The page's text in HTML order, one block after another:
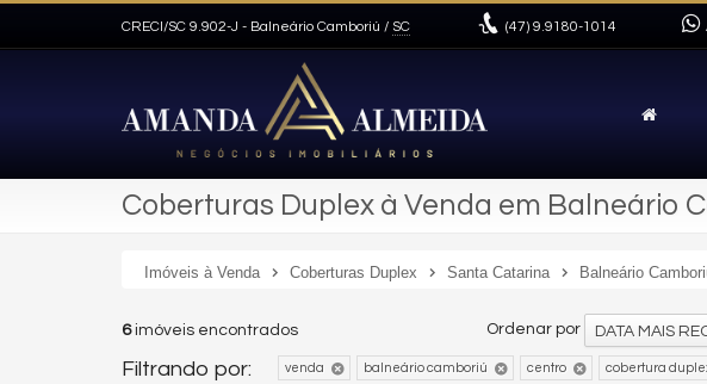
CRECI/SC 9.902-J - Balneário Camboriú / SC (47) 9.9180-1014
Coberturas Duplex à Venda em Balneário
Imóveis à Venda Coberturas Duplex Santa Catarina Balneário
6imóveis encontrados Ordenar por DATA MAIS
Filtrando por: venda balneário camboriú centro cobertura